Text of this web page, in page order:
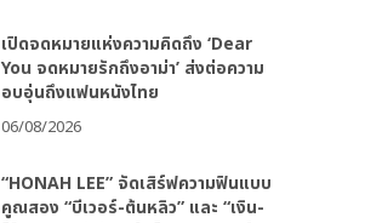
เปิดจดหมายแห่งความคิดถึง ‘Dear
You จดหมายรักถึงอาม่า’ ส่งต่อความ
อบอุ่นถึงแฟนหนังไทย
06/08/2026
“HONAH LEE” จัดเสิร์ฟความฟินแบบ
คูณสอง “บีเวอร์-ต้นหลิว” และ “เงิน-